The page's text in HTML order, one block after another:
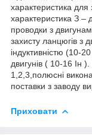
характеристика для
характеристика З –
проводки з
захисту ланцюгів з
індуктивністю (10-
двигунів ( 10-16 Ін
1,2,3,полюсні
поставки з заводу
Приховати